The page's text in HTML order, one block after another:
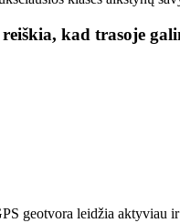
kad trasoje
geotvora leidžia aktyviau